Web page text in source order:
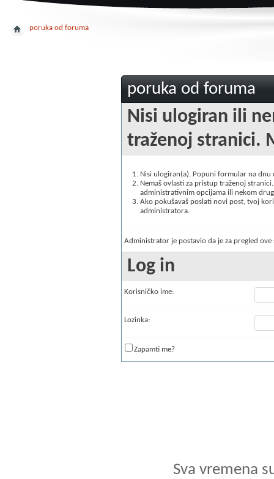
poruka od foruma
poruka od foruma
Nisi ulogiran ili
traženoj stranici.
Nisi ulogiran(a). Popuni formular na
Nemaš ovlasti za pristup traženoj
administrativnim opcijama ili nekom
Ako pokušavaš poslati novi post, tvoj
administratora.
Administrator je postavio da je za pregled
Log in
Korisničko ime:
Lozinka:
Zapamti me?
Sva vremena